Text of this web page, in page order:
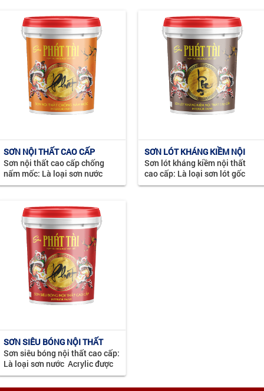
phù hợp với khí hậu nhiệt đới
gió mùa, bề mặt ...
phù hợp với khí hậu nhiệt đới
gió mùa, dễ ...
SƠN NỘI THẤT CAO CẤP
CHỐNG NẤM MỐC
Sơn nội thất cao cấp chống
nấm mốc: Là loại sơn nước
Acrylic cho màng sơn mịn. Màu
sử dụng trong nhà, phù hợp với
khí hậu nhiệt đới ...
SƠN LÓT KHÁNG KIỀM NỘI
THẤT CAO CẤP
Sơn lót kháng kiềm nội thất
cao cấp: Là loại sơn lót gốc
nước Acrylic có khả năng
SƠN SIÊU BÓNG NỘI THẤT
CAO CẤP
Sơn siêu bóng nội thất cao cấp:
Là loại sơn nước Acrylic được
sản xuất trên dây chuyền hiện
đại. Cho màng sơn siêu bóng,